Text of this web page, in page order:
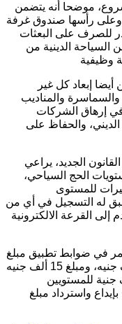
موضحا أنه يتضمن
وعلى رأسها صندوق غرفة
للصرف على البعثات
السياحة الدينية من
وظيفية
إبعاد كل غير
والمناديب
إرهاق الشركات
والحفاظ على
الجديد، يراعي
الحج السياحي،
للمستوى
له التسجيل في أي من
إلى القرعة الالكترونية
في ضوابط تطبيق مبلغ
جدية الحجز لمستوى 5 نجوم قدرة 20 ألف جنيه، ومبلغ 15 ألف جنيه
4 نجوم، ومبلغ 10 آلاف جنية للمستويين
واسترداد مبلغ